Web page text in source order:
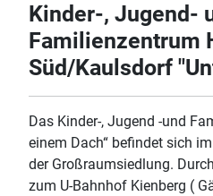
Kinder-, Jugend-
Familienzentrum
Süd/Kaulsdorf
Das Kinder-, Jugend -und
einem Dach“ befindet sich
der Großraumsiedlung.
zum U-Bahnhof Kienberg (